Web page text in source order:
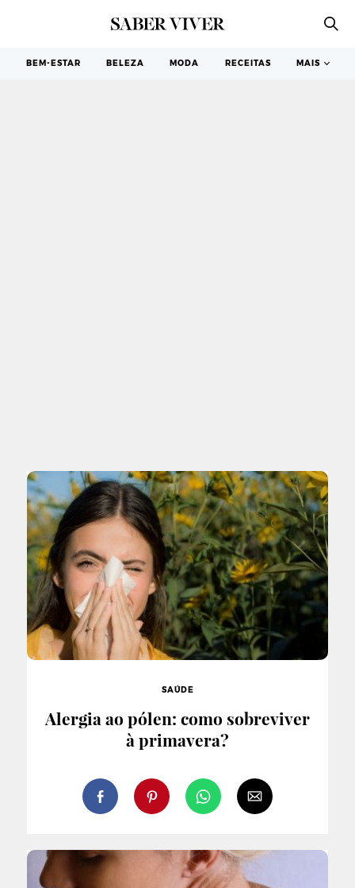
BEM-ESTAR BELEZA MODA RECEITAS MAIS
DOENÇA
SAÚDE
Alergia ao pólen: como sobreviver
à primavera?